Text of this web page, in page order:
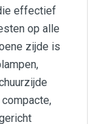
effectief
op alle
zijde is